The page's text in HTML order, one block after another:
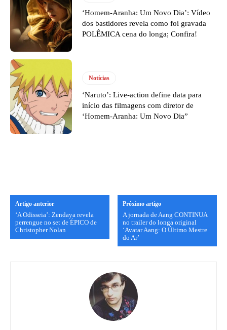
‘Homem-Aranha: Um Novo Dia’: Vídeo
dos bastidores revela como foi gravada
POLÊMICA cena do longa; Confira!
Notícias
‘Naruto’: Live-action define data para
início das filmagens com diretor de
‘Homem-Aranha: Um Novo Dia”
Artigo anterior
‘A Odisseia’: Zendaya revela
perrengue no set de ÉPICO de
Christopher Nolan
Próximo artigo
A jornada de Aang CONTINUA
no trailer do longa original
‘Avatar Aang: O Último Mestre
do Ar’